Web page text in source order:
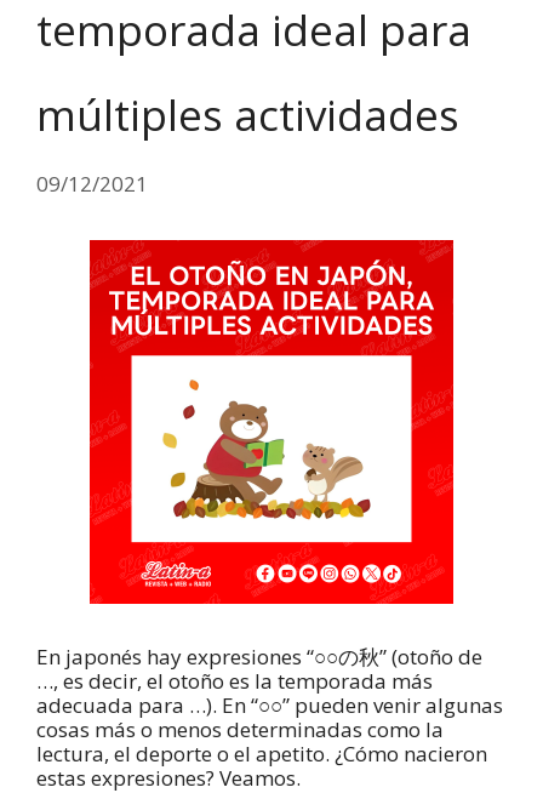
temporada ideal para
múltiples actividades
09/12/2021
En japonés hay expresiones “○○の秋” (otoño de
…, es decir, el otoño es la temporada más
adecuada para …). En “○○” pueden venir algunas
cosas más o menos determinadas como la
lectura, el deporte o el apetito. ¿Cómo nacieron
estas expresiones? Veamos.